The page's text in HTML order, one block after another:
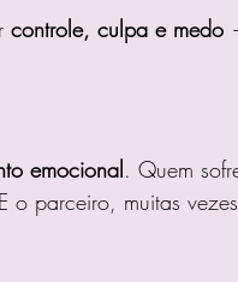
controle, culpa e medo
emocional. Quem
o parceiro, muitas